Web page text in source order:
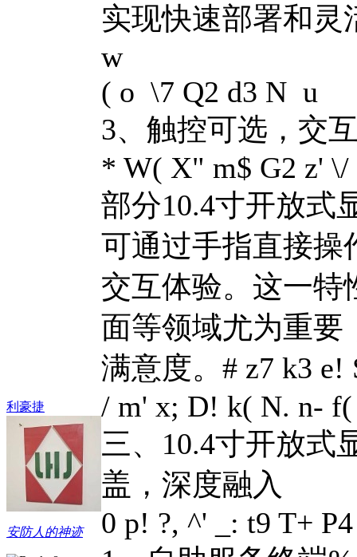
利豪捷
安防人的神迹
实现快速部署和灵
w
( o \7 Q2 d3 N u
3、触控可选，交
* W( X" m$ G2 z' \/
部分10.4寸开放式
可通过手指直接操
交互体验。这一特
面等领域尤为重要
满意度。 # z7 k3 e!
/ m' x; D! k( N. n- f(
三、10.4寸开放式
盖，深度融入
0 p! ?, ^' _: t9 T+